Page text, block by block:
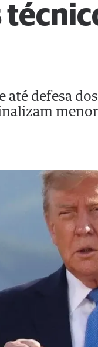
até defesa